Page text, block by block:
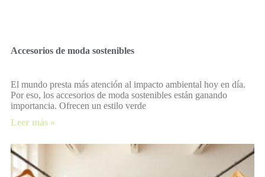
Accesorios de moda sostenibles
El mundo presta más atención al impacto ambiental hoy en día.
Por eso, los accesorios de moda sostenibles están ganando
importancia. Ofrecen un estilo verde
Leer más »